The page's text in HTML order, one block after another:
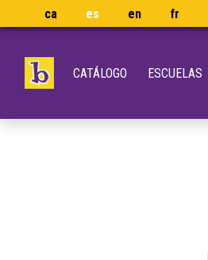
ca es en fr
CATÁLOGO ESCUELAS